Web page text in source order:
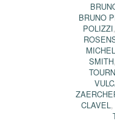
BRUNO
POLIZZI,
SMITH,
CLAVEL,